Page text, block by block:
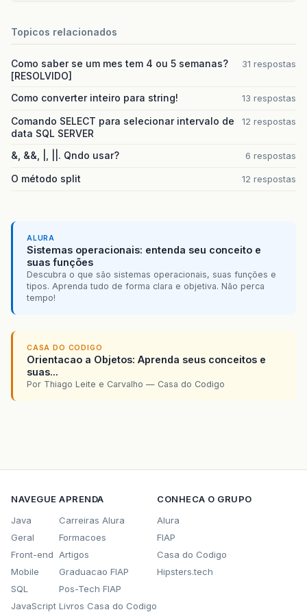
Topicos relacionados
Como saber se um mes tem 4 ou 5 semanas?
[RESOLVIDO]
31 respostas
Como converter inteiro para string! 13 respostas
Comando SELECT para selecionar intervalo de
data SQL SERVER
12 respostas
&, &&, |, ||. Qndo usar? 6 respostas
O método split 12 respostas
ALURA
Sistemas operacionais: entenda seu conceito e
suas funções
Descubra o que são sistemas operacionais, suas funções e
tipos. Aprenda tudo de forma clara e objetiva. Não perca
tempo!
CASA DO CODIGO
Orientacao a Objetos: Aprenda seus conceitos e
suas...
Por Thiago Leite e Carvalho — Casa do Codigo
NAVEGUE
Java
Geral
Front-end
Mobile
SQL
JavaScript
APRENDA
Carreiras Alura
Formacoes
Artigos
Graduacao FIAP
Pos-Tech FIAP
Livros Casa do Codigo
CONHECA O GRUPO
Alura
FIAP
Casa do Codigo
Hipsters.tech